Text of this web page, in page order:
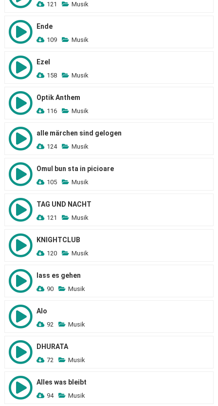
121 Musik
Ende
109 Musik
Ezel
158 Musik
Optik Anthem
116 Musik
alle märchen sind gelogen
124 Musik
Omul bun sta in picioare
105 Musik
TAG UND NACHT
121 Musik
KNIGHTCLUB
120 Musik
lass es gehen
90 Musik
Alo
92 Musik
DHURATA
72 Musik
Alles was bleibt
94 Musik